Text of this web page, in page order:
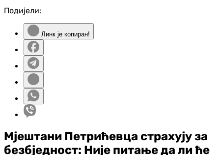
Подијели:
Линк је копиран!
Мјештани Петрићевца страхују за
безбједност: Није питање да ли ће